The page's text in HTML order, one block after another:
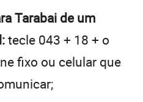
Tarabai de um
tecle 043 + 18 + o
fixo ou celular que